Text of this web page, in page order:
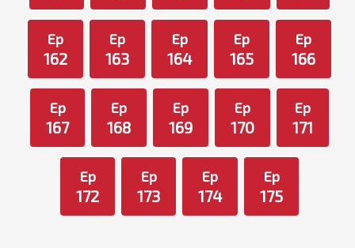
Ep
162
Ep
163
Ep
164
Ep
165
Ep
166
Ep
167
Ep
168
Ep
169
Ep
170
Ep
171
Ep
172
Ep
173
Ep
174
Ep
175